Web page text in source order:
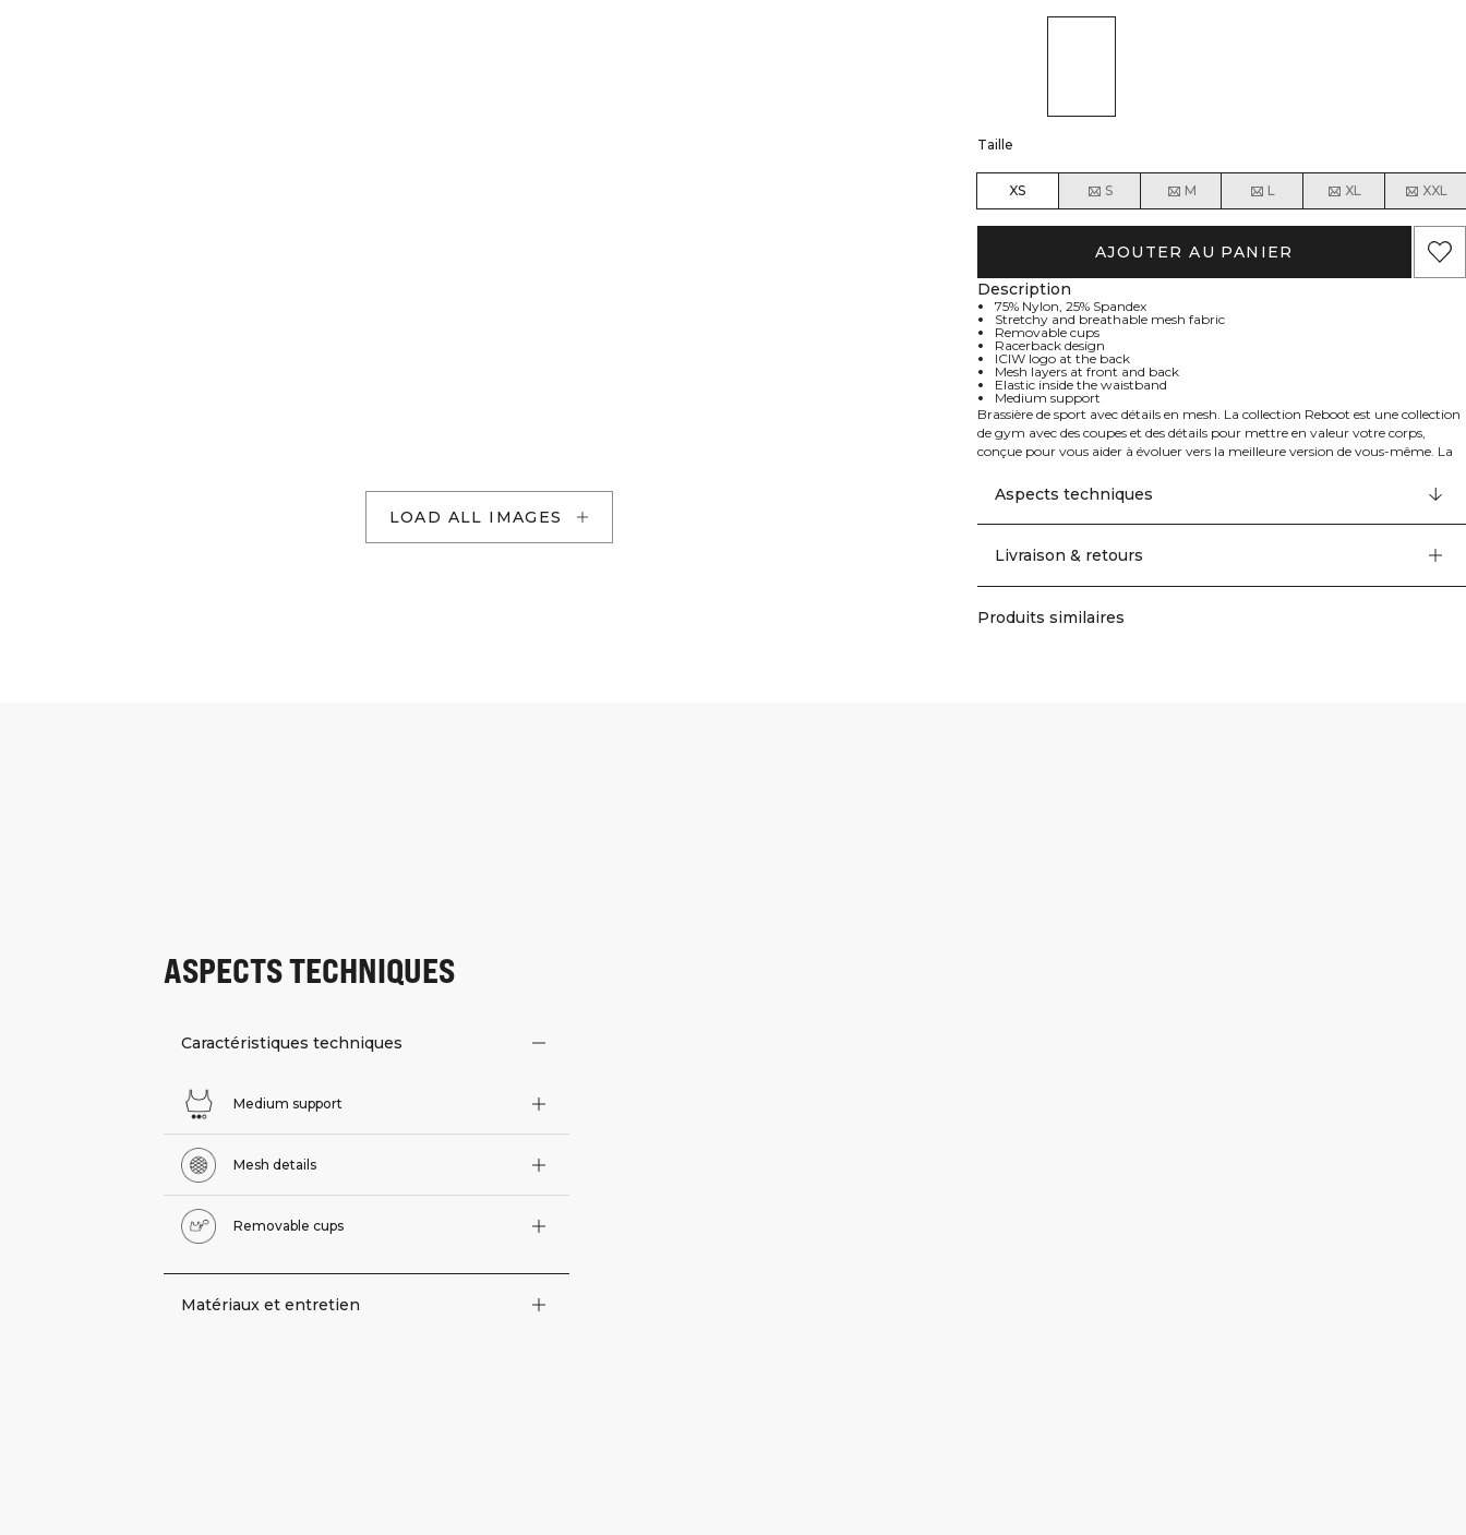
LOAD ALL IMAGES
Taille
XS S M L XL XXL
AJOUTER AU PANIER
Description
75% Nylon, 25% Spandex
Stretchy and breathable mesh fabric
Removable cups
Racerback design
ICIW logo at the back
Mesh layers at front and back
Elastic inside the waistband
Medium support
Brassière de sport avec détails en mesh. La collection Reboot est une collection
de gym avec des coupes et des détails pour mettre en valeur votre corps,
conçue pour vous aider à évoluer vers la meilleure version de vous-même. La
qualité avec de l'élasticité pour une liberté de mouvement totale, superposée
avec un tissu mesh extensible et respirant. Bonnets amovibles et dos nageur.
Logo ICIW au dos, couches de mesh à l'avant et à l'arrière, élastique à
Elastan
Aspects techniques
Livraison & retours
Produits similaires
ASPECTS TECHNIQUES
Caractéristiques techniques
Medium support
Mesh details
Removable cups
Matériaux et entretien